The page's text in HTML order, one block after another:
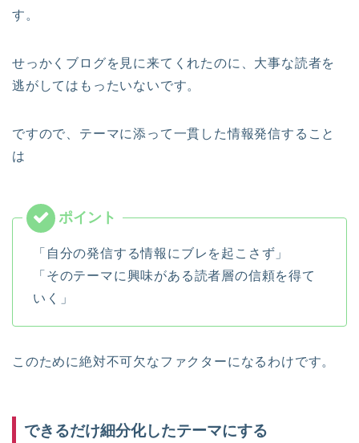
す。
せっかくブログを見に来てくれたのに、大事な読者を
逃がしてはもったいないです。
ですので、テーマに添って一貫した情報発信すること
は
「自分の発信する情報にブレを起こさず」
「そのテーマに興味がある読者層の信頼を得て
いく」
このために絶対不可欠なファクターになるわけです。
できるだけ細分化したテーマにする